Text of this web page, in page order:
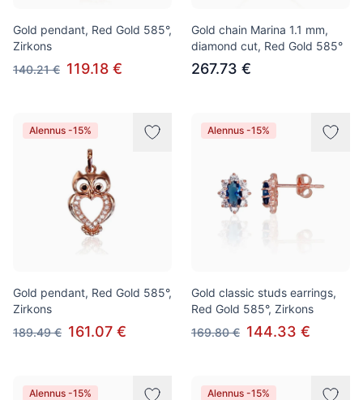
Gold pendant, Red Gold 585°,
Zirkons
140.21 € 119.18 €
Gold chain Marina 1.1 mm,
diamond cut, Red Gold 585°
267.73 €
Alennus -15%
Gold pendant, Red Gold 585°,
Zirkons
189.49 € 161.07 €
Alennus -15%
Gold classic studs earrings,
Red Gold 585°, Zirkons
169.80 € 144.33 €
Alennus -15% Alennus -15%